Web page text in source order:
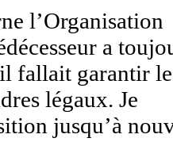
l’Organisation
a
fallait garantir le
légaux. Je
jusqu’à